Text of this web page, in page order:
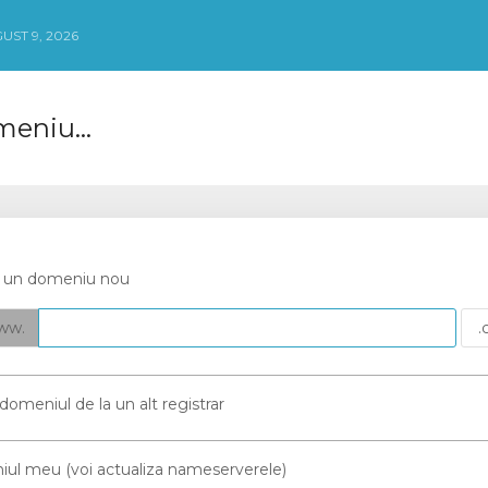
9, 2026
domeniu nou
de la un alt registrar
meu (voi actualiza nameserverele)